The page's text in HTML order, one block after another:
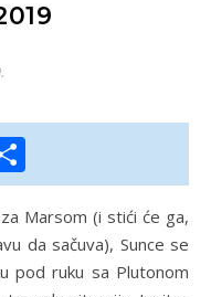
da sačuva), Sunce se
pod ruku sa Plutonom